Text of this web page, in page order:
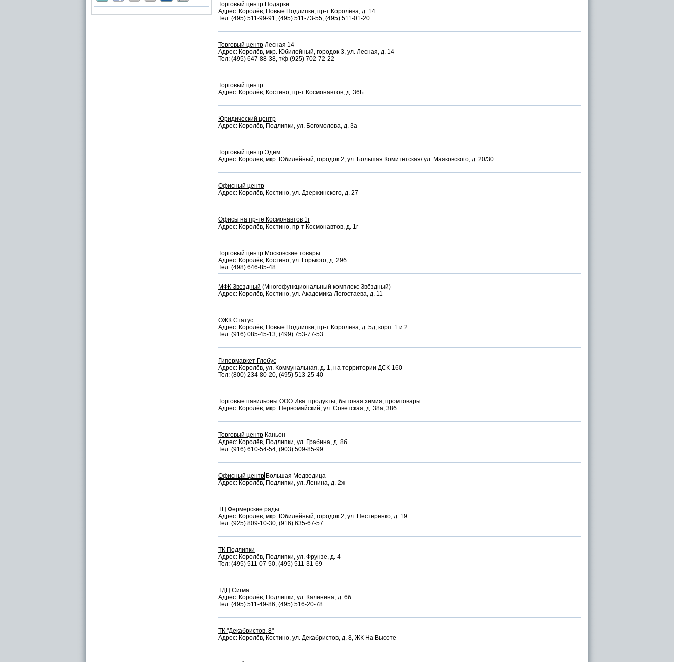
Торговый центр Подарки
Адрес: Королёв, Новые Подлипки, пр-т Королёва, д. 14
Тел: (495) 511-99-91, (495) 511-73-55, (495) 511-01-20
Торговый центр Лесная 14
Адрес: Королёв, мкр. Юбилейный, городок 3, ул. Лесная, д. 14
Тел: (495) 647-88-38, т/ф (925) 702-72-22
Торговый центр
Адрес: Королёв, Костино, пр-т Космонавтов, д. 36Б
Юридический центр
Адрес: Королёв, Подлипки, ул. Богомолова, д. 3а
Торговый центр Эдем
Адрес: Королев, мкр. Юбилейный, городок 2, ул. Большая Комитетская/ ул. Маяковского, д. 20/30
Офисный центр
Адрес: Королёв, Костино, ул. Дзержинского, д. 27
Офисы на пр-те Космонавтов 1г
Адрес: Королёв, Костино, пр-т Космонавтов, д. 1г
Торговый центр Московские товары
Адрес: Королёв, Костино, ул. Горького, д. 29б
Тел: (498) 646-85-48
МФК Звездный (Многофункциональный комплекс Звёздный)
Адрес: Королёв, Костино, ул. Академика Легостаева, д. 11
ОЖК Статус
Адрес: Королёв, Новые Подлипки, пр-т Королёва, д. 5д, корп. 1 и 2
Тел: (916) 085-45-13, (499) 753-77-53
Гипермаркет Глобус
Адрес: Королёв, ул. Коммунальная, д. 1, на территории ДСК-160
Тел: (800) 234-80-20, (495) 513-25-40
Торговые павильоны ООО Ива: продукты, бытовая химия, промтовары
Адрес: Королёв, мкр. Первомайский, ул. Советская, д. 38а, 38б
Торговый центр Каньон
Адрес: Королёв, Подлипки, ул. Грабина, д. 8б
Тел: (916) 610-54-54, (903) 509-85-99
Офисный центрБольшая Медведица
Адрес: Королёв, Подлипки, ул. Ленина, д. 2ж
ТЦ Фермерские ряды
Адрес: Королев, мкр. Юбилейный, городок 2, ул. Нестеренко, д. 19
Тел: (925) 809-10-30, (916) 635-67-57
ТК Подлипки
Адрес: Королёв, Подлипки, ул. Фрунзе, д. 4
Тел: (495) 511-07-50, (495) 511-31-69
ТДЦ Сигма
Адрес: Королёв, Подлипки, ул. Калинина, д. 6б
Тел: (495) 511-49-86, (495) 516-20-78
ТК "Декабристов. 8"
Адрес: Королёв, Костино, ул. Декабристов, д. 8, ЖК На Высоте